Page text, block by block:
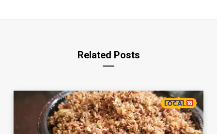
Related Posts